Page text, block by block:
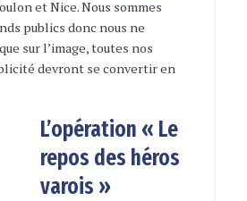
et Nice. Nous sommes
publics donc nous ne
sur l’image, toutes nos
devront se convertir en
L’opération « Le
repos des héros
varois »